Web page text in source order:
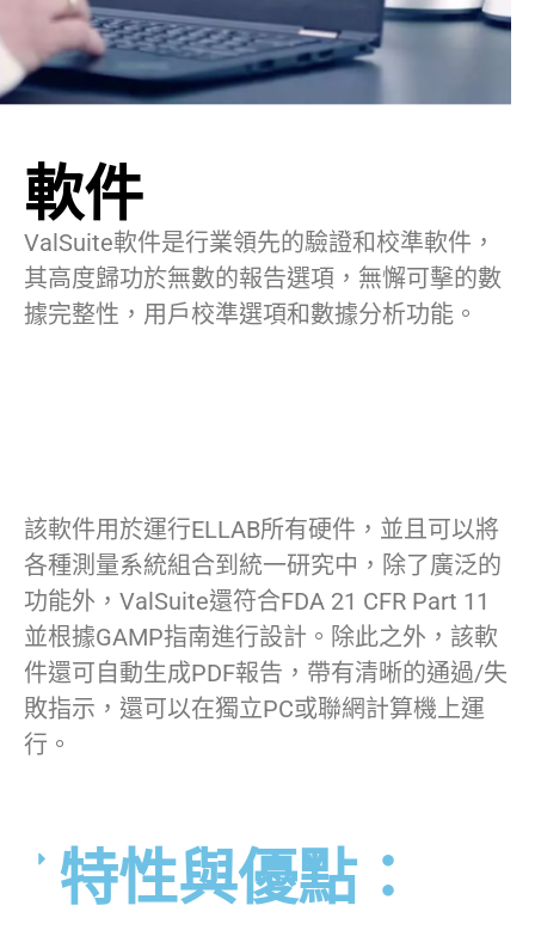
軟件
ValSuite軟件是行業領先的驗證和校準軟件，
其高度歸功於無數的報告選項，無懈可擊的數
據完整性，用戶校準選項和數據分析功能。
該軟件用於運行ELLAB所有硬件，並且可以將
各種測量系統組合到統一研究中，除了廣泛的
功能外，ValSuite還符合FDA 21 CFR Part 11
並根據GAMP指南進行設計。除此之外，該軟
件還可自動生成PDF報告，帶有清晰的通過/失
敗指示，還可以在獨立PC或聯網計算機上運
行。
特性與優點：